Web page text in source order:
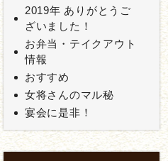
2019年 ありがとうご
ざいました！
お弁当・テイクアウト
情報
おすすめ
女将さんのマル秘
宴会に是非！